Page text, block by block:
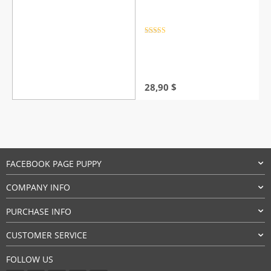
28,90 $
FACEBOOK PAGE PUPPY
COMPANY INFO
PURCHASE INFO
CUSTOMER SERVICE
FOLLOW US